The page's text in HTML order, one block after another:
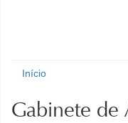
Início
Gabinete de